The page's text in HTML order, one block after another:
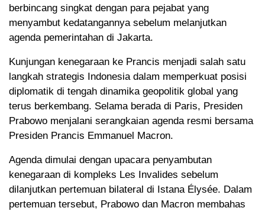
berbincang singkat dengan para pejabat yang
menyambut kedatangannya sebelum melanjutkan
agenda pemerintahan di Jakarta.
Kunjungan kenegaraan ke Prancis menjadi salah satu
langkah strategis Indonesia dalam memperkuat posisi
diplomatik di tengah dinamika geopolitik global yang
terus berkembang. Selama berada di Paris, Presiden
Prabowo menjalani serangkaian agenda resmi bersama
Presiden Prancis Emmanuel Macron.
Agenda dimulai dengan upacara penyambutan
kenegaraan di kompleks Les Invalides sebelum
dilanjutkan pertemuan bilateral di Istana Élysée. Dalam
pertemuan tersebut, Prabowo dan Macron membahas